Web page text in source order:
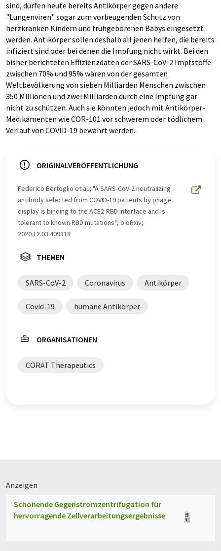
sind, dürfen heute bereits Antikörper gegen andere
"Lungenviren" sogar zum vorbeugenden Schutz von
herzkranken Kindern und frühgeborenen Babys eingesetzt
werden. Antikörper sollen deshalb all jenen helfen, die bereits
infiziert sind oder bei denen die Impfung nicht wirkt. Bei den
bisher berichteten Effizienzdaten der SARS-CoV-2 Impfstoffe
zwischen 70% und 95% wären von der gesamten
Weltbevölkerung von sieben Milliarden Menschen zwischen
350 Millionen und zwei Milliarden durch eine Impfung gar
nicht zu schützen. Auch sie könnten jedoch mit Antikörper-
Medikamenten wie COR-101 vor schwerem oder tödlichem
Verlauf von COVID-19 bewahrt werden.
ORIGINALVERÖFFENTLICHUNG
Federico Bertoglio et al.; "A SARS-CoV-2 neutralizing
antibody selected from COVID-19 patients by phage
display is binding to the ACE2-RBD interface and is
tolerant to known RBD mutations"; bioRxiv;
2020.12.03.409318
THEMEN
SARS-CoV-2 Coronavirus Antikörper
Covid-19 humane Antikörper
ORGANISATIONEN
CORAT Therapeutics
Anzeigen
Schonende Gegenstromzentrifugation für
hervorragende Zellverarbeitungsergebnisse